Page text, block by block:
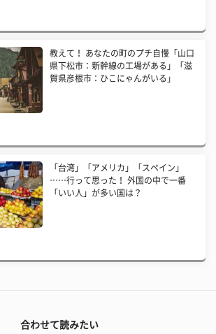
教えて！ あなたの町のプチ自慢「山口
県下松市：新幹線の工場がある」「滋
賀県彦根市：ひこにゃんがいる」
「台湾」「アメリカ」「スペイン」
……行って思った！ 外国の中で一番
「いい人」が多い国は？
合わせて読みたい